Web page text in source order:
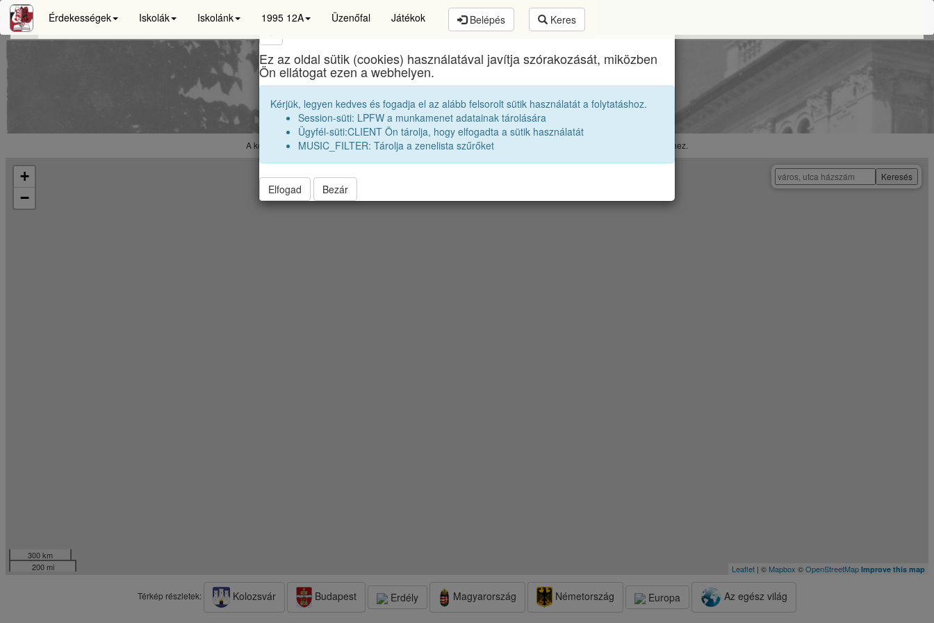
Érdekességek Iskolák Iskolánk 1995 12A Üzenőfal Játékok Belépés Keres
Apáczai Csere János Elméleti Líceumegykori diákjai 1995 12A
Merre szóródtak szét az osztályunk véndiákjai
A koordináták véletlenszerüen el vannak néhány kilométerrel tólva. Jelenkezz be a pontos poziciók megtekintéséhez.
+
−
300 km
200 mi
Leaflet | © Mapbox ©OpenStreetMap Improve this map
Térkép részletek: Kolozsvár Budapest Erdély Magyarország Németország Europa Az egész világ
Ez az oldal sütik (cookies) használatával javítja szórakozását, miközben
Ön ellátogat ezen a webhelyen.
Kérjük, legyen kedves és fogadja el az alább felsorolt sütik használatát a folytatáshoz.
Session-süti: LPFW a munkamenet adatainak tárolására
Ügyfél-süti:CLIENT Ön tárolja, hogy elfogadta a sütik használatát
MUSIC_FILTER: Tárolja a zenelista szűrőket
Elfogad Bezár